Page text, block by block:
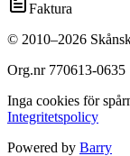
Faktura
© 2010–2026
Org.nr 770613-0635
Inga cookies för
Integritetspolicy
Powered by Barry